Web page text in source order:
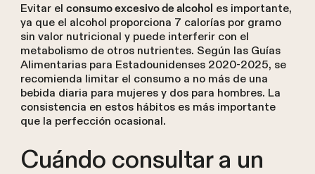
Evitar el consumo excesivo de alcohol es importante,
ya que el alcohol proporciona 7 calorías por gramo
sin valor nutricional y puede interferir con el
metabolismo de otros nutrientes. Según las Guías
Alimentarias para Estadounidenses 2020-2025, se
recomienda limitar el consumo a no más de una
bebida diaria para mujeres y dos para hombres. La
consistencia en estos hábitos es más importante
que la perfección ocasional.
Cuándo consultar a un